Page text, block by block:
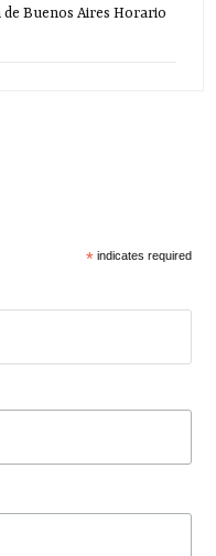
de Buenos Aires Horario
* indicates required